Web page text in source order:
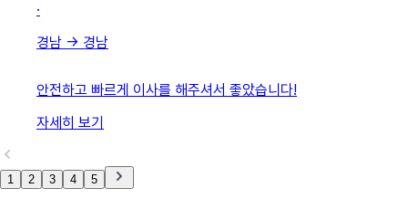
·
경남 → 경남
안전하고 빠르게 이사를 해주셔서 좋았습니다!
자세히 보기
1 2 3 4 5